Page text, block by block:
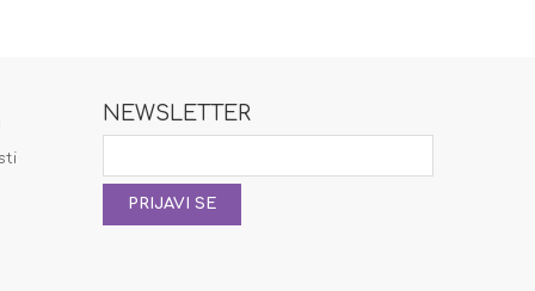
NEWSLETTER
PRIJAVI SE